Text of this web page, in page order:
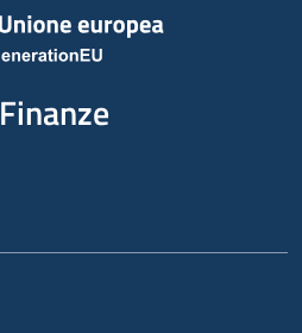
Finanze